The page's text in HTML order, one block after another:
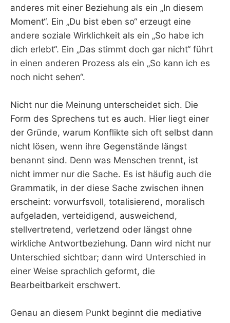
anderes mit einer Beziehung als ein „In diesem
Moment“. Ein „Du bist eben so“ erzeugt eine
andere soziale Wirklichkeit als ein „So habe ich
dich erlebt“. Ein „Das stimmt doch gar nicht“ führt
in einen anderen Prozess als ein „So kann ich es
noch nicht sehen“.
Nicht nur die Meinung unterscheidet sich. Die
Form des Sprechens tut es auch. Hier liegt einer
der Gründe, warum Konflikte sich oft selbst dann
nicht lösen, wenn ihre Gegenstände längst
benannt sind. Denn was Menschen trennt, ist
nicht immer nur die Sache. Es ist häufig auch die
Grammatik, in der diese Sache zwischen ihnen
erscheint: vorwurfsvoll, totalisierend, moralisch
aufgeladen, verteidigend, ausweichend,
stellvertretend, verletzend oder längst ohne
wirkliche Antwortbeziehung. Dann wird nicht nur
Unterschied sichtbar; dann wird Unterschied in
einer Weise sprachlich geformt, die
Bearbeitbarkeit erschwert.
Genau an diesem Punkt beginnt die mediative